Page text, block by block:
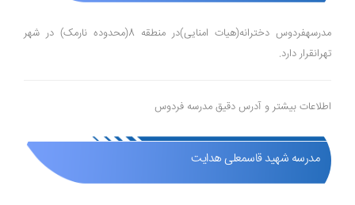
مدرسهفردوس دخترانه(هیات امنایی)در منطقه 8(محدوده نارمک) در شهر
تهرانقرار دارد.
اطلاعات بیشتر و آدرس دقیق مدرسه فردوس
مدرسه شهید قاسمعلی هدایت